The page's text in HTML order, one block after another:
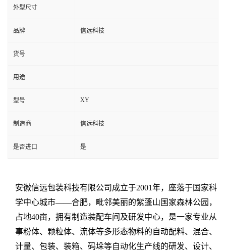
外型尺寸
品牌 信远科技
货号
用途
型号 XY
制造商 信远科技
是否进口 是
安徽信远包装科技有限公司成立于2001年，座落于国家科
学中心城市——合肥，毗邻美丽的紫蓬山国家森林公园，
占地40亩，拥有制造装配车间及研发中心，是一家专业从
事粉体、颗粒体、流体等多形态物料的自动配料、混合、
计量、包装、装箱、码垛等自动化生产线的研发、设计、